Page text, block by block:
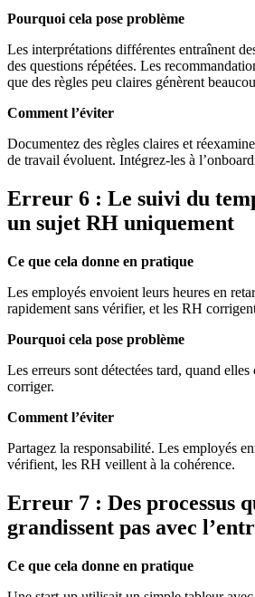
Pourquoi cela pose problème
Les interprétations différentes entraînent
des questions répétées. Les
que des règles peu claires génèrent
Comment l’éviter
Documentez des règles claires et
de travail évoluent. Intégrez-les à
Erreur 6 : Le suivi du
un sujet RH uniquement
Ce que cela donne en pratique
Les employés envoient leurs heures en
rapidement sans vérifier, et les RH
Pourquoi cela pose problème
Les erreurs sont détectées tard, quand
corriger.
Comment l’éviter
Partagez la responsabilité. Les employés
vérifient, les RH veillent à la cohérence.
Erreur 7 : Des processus
grandissent pas avec
Ce que cela donne en pratique